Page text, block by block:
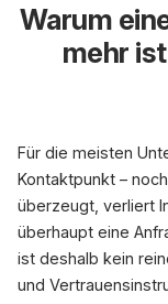
Warum
mehr
Für die meisten
Kontaktpunkt –
überzeugt, verliert
überhaupt eine
ist deshalb kein
und